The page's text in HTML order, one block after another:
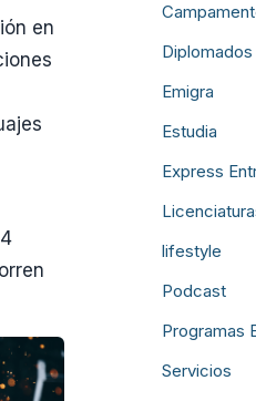
en
Diplomados
Emigra
Estudia
Express
lifestyle
Podcast
Programas
Servicios